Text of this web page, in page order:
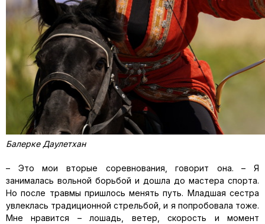
Балерке Даулетхан
– Это мои вторые соревнования, говорит она. – Я
занималась вольной борьбой и дошла до мастера спорта.
Но после травмы пришлось менять путь. Младшая сестра
увлеклась традиционной стрельбой, и я попробовала тоже.
Мне нравится –лошадь, ветер, скорость и момент